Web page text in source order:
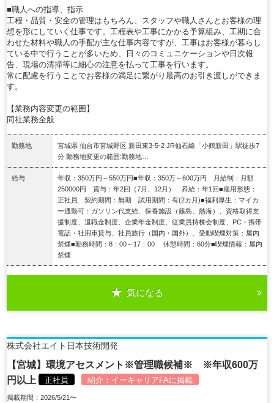
■職人への指導、指示
工程・品質・安全の管理はもちろん、スタッフや職人さんとお客様の理
想を形にしていく仕事です。工程表や工事にかかる予算組み、工期に合
わせた材料や職人の手配が主な仕事内容ですが、工事はお客様が暮らし
ている中で行うことが多いため、日々のコミュニケーションや日次報
告、現場の清掃等に細心の注意を払って工事を行います。
常に配慮を行うことでお客様の満足に繋がり最高のお引き渡しができま
す。
【業務内容変更の範囲】
同社業務全般
勤務地
宮城県 仙台市宮城野区 新田東3-5-2 JR仙石線「小鶴新田」駅徒歩7
分 勤務地変更の範囲:勤務地…
給与
年収：350万円～550万円■年収：350万～600万円 月給制：月額
250000円 賞与：年2回（7月、12月） 昇給：年1回■雇用形態：
正社員 契約期間：無期 試用期間：有(2カ月)■福利厚生：マイカ
ー通勤可：ガソリン代支給、保養施設（篠島、熱海）、資格取得支
援制度、退職金制度、企業年金制度、従業員持株会制度、PC・携帯
電話・社用車貸与、社員旅行（国内・国外）、受動喫煙対策：屋内
禁煙■勤務時間：8：00～17：00 休憩時間：60分■喫煙情報：屋内
禁煙
気になる
株式会社エイト日本技術開発
【宮城】環境アセスメント※管理職候補※ ※年収600万
円以上
正社員 紹介： イーキャリアFAに掲載
掲載期間：2026/5/21〜